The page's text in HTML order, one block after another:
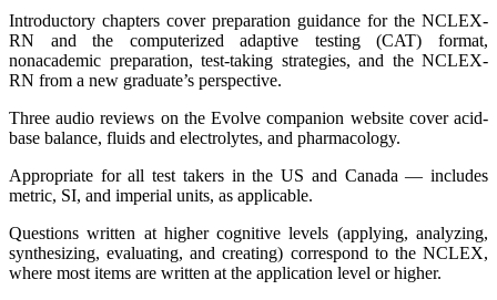
Introductory chapters cover preparation guidance for the NCLEX-
RN and the computerized adaptive testing (CAT) format,
nonacademic preparation, test-taking strategies, and the NCLEX-
RN from a new graduate’s perspective.
Three audio reviews on the Evolve companion website cover acid-
base balance, fluids and electrolytes, and pharmacology.
Appropriate for all test takers in the US and Canada ― includes
metric, SI, and imperial units, as applicable.
Questions written at higher cognitive levels (applying, analyzing,
synthesizing, evaluating, and creating) correspond to the NCLEX,
where most items are written at the application level or higher.